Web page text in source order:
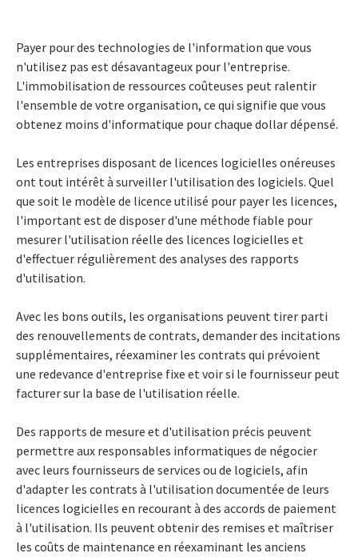
Payer pour des technologies de l'information que vous
n'utilisez pas est désavantageux pour l'entreprise.
L'immobilisation de ressources coûteuses peut ralentir
l'ensemble de votre organisation, ce qui signifie que vous
obtenez moins d'informatique pour chaque dollar dépensé.
Les entreprises disposant de licences logicielles onéreuses
ont tout intérêt à surveiller l'utilisation des logiciels. Quel
que soit le modèle de licence utilisé pour payer les licences,
l'important est de disposer d'une méthode fiable pour
mesurer l'utilisation réelle des licences logicielles et
d'effectuer régulièrement des analyses des rapports
d'utilisation.
Avec les bons outils, les organisations peuvent tirer parti
des renouvellements de contrats, demander des incitations
supplémentaires, réexaminer les contrats qui prévoient
une redevance d'entreprise fixe et voir si le fournisseur peut
facturer sur la base de l'utilisation réelle.
Des rapports de mesure et d'utilisation précis peuvent
permettre aux responsables informatiques de négocier
avec leurs fournisseurs de services ou de logiciels, afin
d'adapter les contrats à l'utilisation documentée de leurs
licences logicielles en recourant à des accords de paiement
à l'utilisation. Ils peuvent obtenir des remises et maîtriser
les coûts de maintenance en réexaminant les anciens